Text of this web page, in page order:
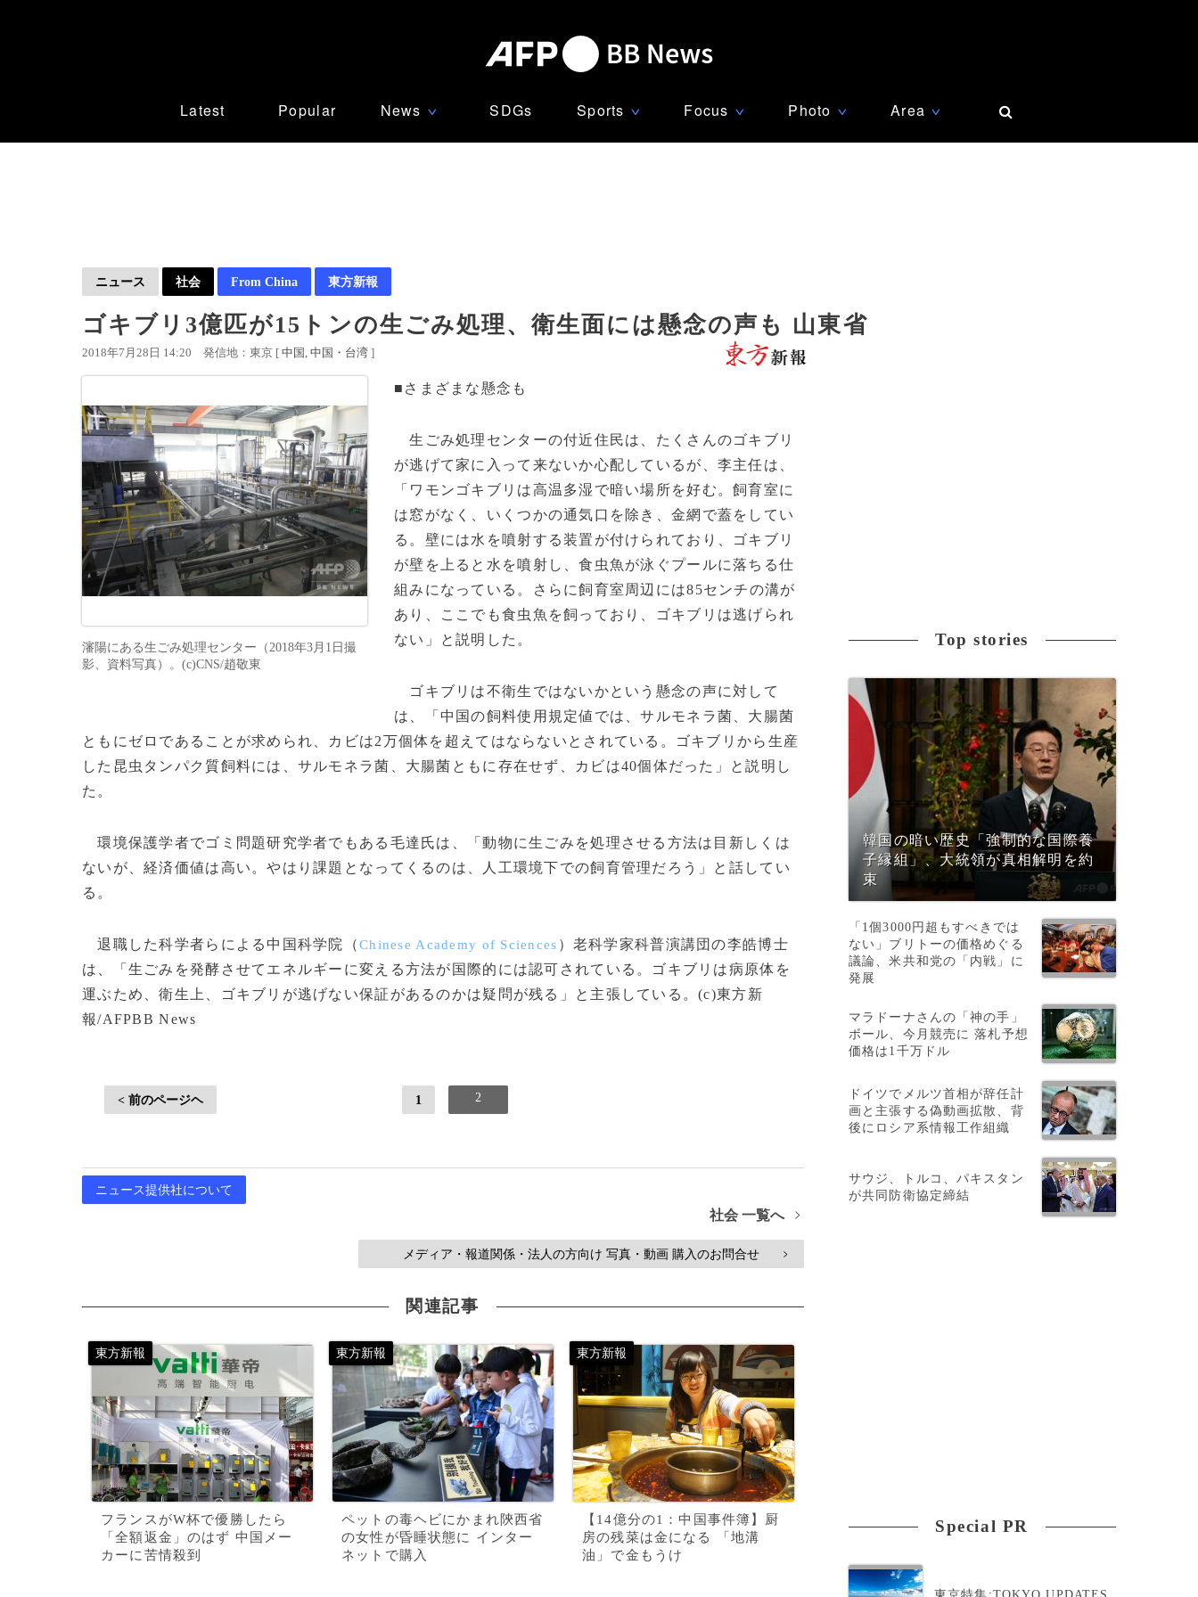
Latest Popular News ∨ SDGs Sports ∨ Focus ∨ Photo ∨ Area ∨
ニュース 社会 From China 東方新報
ゴキブリ3億匹が15トンの生ごみ処理、衛生面には懸念の声も 山東省
2018年7月28日 14:20 発信地：東京 [ 中国 中国・台湾 ]
瀋陽にある生ごみ処理センター（2018年3月1日撮
影、資料写真）。(c)CNS/趙敬東
■さまざまな懸念も
生ごみ処理センターの付近住民は、たくさんのゴキブリ
が逃げて家に入って来ないか心配しているが、李主任は、
「ワモンゴキブリは高温多湿で暗い場所を好む。飼育室に
は窓がなく、いくつかの通気口を除き、金網で蓋をしてい
る。壁には水を噴射する装置が付けられており、ゴキブリ
が壁を上ると水を噴射し、食虫魚が泳ぐプールに落ちる仕
組みになっている。さらに飼育室周辺には85センチの溝が
あり、ここでも食虫魚を飼っており、ゴキブリは逃げられ
ない」と説明した。
ゴキブリは不衛生ではないかという懸念の声に対して
は、「中国の飼料使用規定値では、サルモネラ菌、大腸菌
ともにゼロであることが求められ、カビは2万個体を超えてはならないとされている。ゴキブリから生産
した昆虫タンパク質飼料には、サルモネラ菌、大腸菌ともに存在せず、カビは40個体だった」と説明し
た。
環境保護学者でゴミ問題研究学者でもある毛達氏は、「動物に生ごみを処理させる方法は目新しくは
ないが、経済価値は高い。やはり課題となってくるのは、人工環境下での飼育管理だろう」と話してい
る。
退職した科学者らによる中国科学院（Chinese Academy of Sciences ）老科学家科普演講団の李皓博士
は、「生ごみを発酵させてエネルギーに変える方法が国際的には認可されている。ゴキブリは病原体を
運ぶため、衛生上、ゴキブリが逃げない保証があるのかは疑問が残る」と主張している。(c)東方新
報/AFPBB News
< 前のページヘ 1 2
ニュース提供社について
社会 一覧へ >
メディア・報道関係・法人の方向け 写真・動画 購入のお問合せ >
関連記事
フランスがW杯で優勝したら
「全額返金」のはず 中国メー
カーに苦情殺到
ペットの毒ヘビにかまれ陝西省
の女性が昏睡状態に インター
ネットで購入
【14億分の1：中国事件簿】厨
房の残菜は金になる 「地溝
油」で金もうけ
Top stories
韓国の暗い歴史「強制的な国際養
子縁組」、大統領が真相解明を約
束
「1個3000円超もすべきでは
ない」ブリトーの価格めぐる
議論、米共和党の「内戦」に
発展
マラドーナさんの「神の手」
ボール、今月競売に 落札予想
価格は1千万ドル
ドイツでメルツ首相が辞任計
画と主張する偽動画拡散、背
後にロシア系情報工作組織
サウジ、トルコ、パキスタン
が共同防衛協定締結
Special PR
東京特集:TOKYO UPDATES